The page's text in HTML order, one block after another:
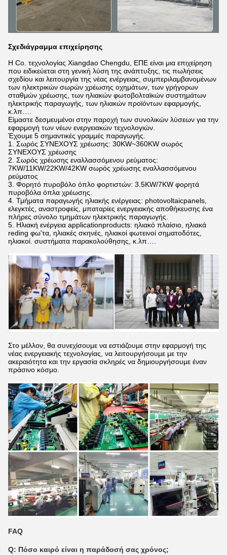
Σχεδιάγραμμα επιχείρησης
Η Co. τεχνολογίας Xiangdao Chengdu, ΕΠΕ είναι μια επιχείρηση
που ειδικεύεται στη γενική λύση της ανάπτυξης, τις πωλήσεις
σχεδίου και λειτουργία της νέας ενέργειας, συμπεριλαμβανομένων
των ηλεκτρικών σωρών χρέωσης οχημάτων, των γρήγορων
σταθμών χρέωσης, των ηλιακών φωτοβολταϊκών συστημάτων
ηλεκτρικής παραγωγής, των ηλιακών προϊόντων εφαρμογής,
κ.λπ….
Είμαστε δεσμευμένοι στην παροχή των συνολικών λύσεων για την
εφαρμογή των νέων ενεργειακών τεχνολογιών.
Έχουμε 5 σημαντικές γραμμές παραγωγής.
1. Σωρός ΣΥΝΕΧΟΥΣ χρέωσης: 30KW~360KW σωρός
ΣΥΝΕΧΟΥΣ χρέωσης
2. Σωρός χρέωσης εναλλασσόμενου ρεύματος:
7KW/11KW/22KW/42KW σωρός χρέωσης εναλλασσόμενου
ρεύματος
3. Φορητό πυροβόλο όπλο φορτιστών: 3.5KW/7KW φορητά
πυροβόλα όπλα χρέωσης.
4. Τμήματα παραγωγής ηλιακής ενέργειας: photovoltaicpanels,
ελεγκτές, αναστροφείς, μπαταρίες ενεργειακής αποθήκευσης ένα
πλήρες σύνολο τμημάτων ηλεκτρικής παραγωγής.
5. Ηλιακή ενέργεια applicationproducts: ηλιακό πλαίσιο, ηλιακά
reding φω'τα, ηλιακές σκηνές, ηλιακοί φωτεινοί σηματοδότες,
ηλιακοί. συστήματα παρακολούθησης, κ.λπ….
Στο μέλλον, θα συνεχίσουμε να εστιάζουμε στην εφαρμογή της
νέας ενεργειακής τεχνολογίας, να λειτουργήσουμε με την
ακεραιότητα και την εργασία σκληρές να δημιουργήσουμε έναν
πράσινο κόσμο.
FAQ
Q: Πόσο καιρό είναι η παράδοσή σας χρόνος;